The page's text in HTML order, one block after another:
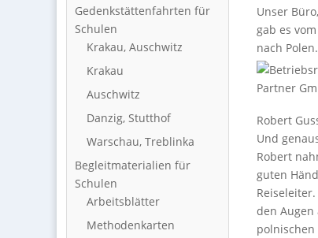
Gedenkstättenfahrten für
Schulen
Krakau, Auschwitz
Krakau
Auschwitz
Danzig, Stutthof
Warschau, Treblinka
Begleitmaterialien für
Schulen
Arbeitsblätter
Methodenkarten
Unser
gab es
nach Polen.
Robert
Und
Robert
guten
den